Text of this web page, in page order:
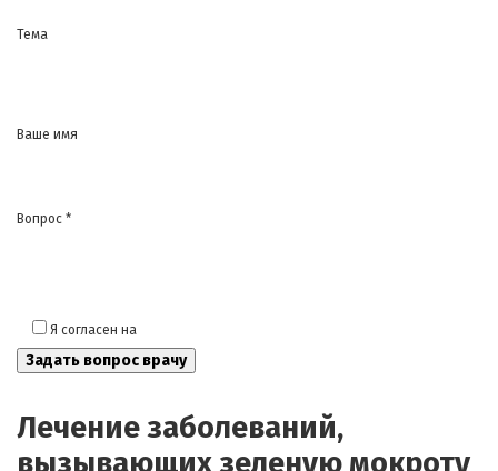
Тема
Ваше имя
Вопрос *
Я согласен на
Лечение заболеваний,
вызывающих зеленую мокроту